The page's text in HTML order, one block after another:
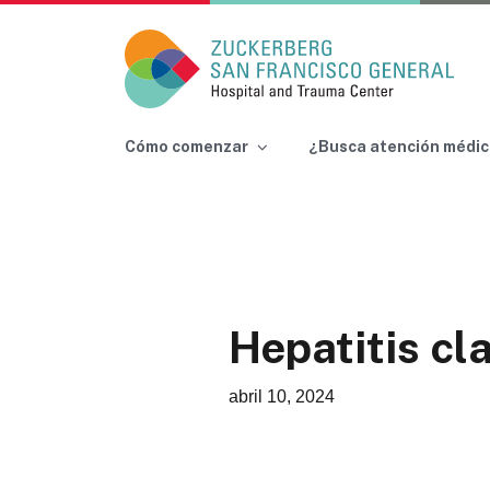
Main Navigation
Cómo comenzar ¿Busca atención
Hepatitis
abril 10, 2024